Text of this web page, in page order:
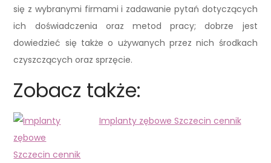
się z wybranymi firmami i zadawanie pytań dotyczących
ich doświadczenia oraz metod pracy; dobrze jest
dowiedzieć się także o używanych przez nich środkach
czyszczących oraz sprzęcie.
Zobacz także:
Implanty zębowe Szczecin cennik